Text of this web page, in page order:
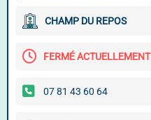
CHAMP DU REPOS
FERMÉ ACTUELLEMENT
07 81 43 60 64